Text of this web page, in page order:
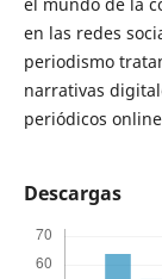
en las redes
periodismo
narrativas
periódicos
Descargas